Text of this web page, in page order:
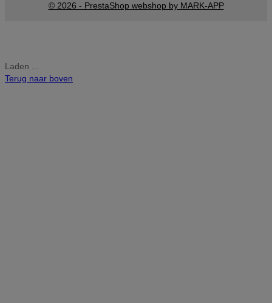
© 2026 - PrestaShop webshop by MARK-APP
Laden ...
Terug naar boven